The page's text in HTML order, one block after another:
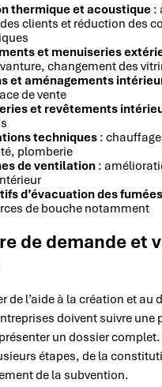
thermique et acoustique:
clients et réduction des
et menuiseries
changement des
et aménagements
de vente
et revêtements
techniques :
plomberie
de ventilation :
d’évacuation des fumées
de bouche notamment
de demande et
de l’aide à la création et au
doivent suivre une
un dossier
étapes, de la
de la subvention.